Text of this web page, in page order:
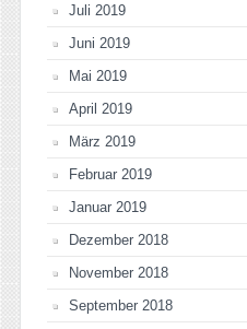
Juli 2019
Juni 2019
Mai 2019
April 2019
März 2019
Februar 2019
Januar 2019
Dezember 2018
November 2018
September 2018